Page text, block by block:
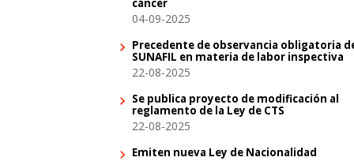
cáncer
04-09-2025
Precedente de observancia obligatoria
SUNAFIL en materia de labor inspectiva
22-08-2025
Se publica proyecto de modificación al
reglamento de la Ley de CTS
22-08-2025
Emiten nueva Ley de Nacionalidad